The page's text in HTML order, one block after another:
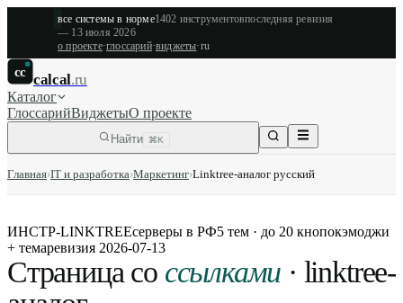
все системы в норме1402 инструментовпоследняя ревизия
— 13 июля 2026
о проекте·глоссарий·виджеты·ru
cc calcal.ru
Каталог
ГлоссарийВиджетыО проекте
Найти ⌘K
Главная›IT и разработка›Маркетинг›Linktree-аналог русский
ИНСТР-LINKTREEсерверы в РФ5 тем · до 20 кнопокэмоджи
+ темаревизия 2026-07-13
Страница со ссылками · linktree-